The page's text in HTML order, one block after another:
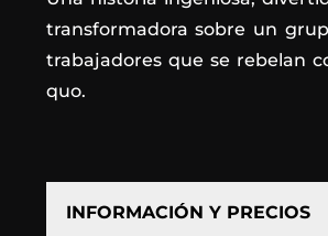
transformadora sobre un
trabajadores que se rebelan
quo.
INFORMACIÓN Y PRECIOS